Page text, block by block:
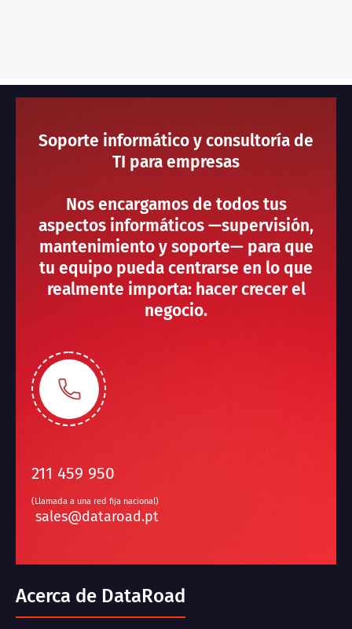
Soporte informático y consultoría de
TI para empresas
Nos encargamos de todos tus
aspectos informáticos —supervisión,
mantenimiento y soporte— para que
tu equipo pueda centrarse en lo que
realmente importa: hacer crecer el
negocio.
211 459 950
(Llamada a una red fija nacional)
sales@dataroad.pt
Acerca de DataRoad